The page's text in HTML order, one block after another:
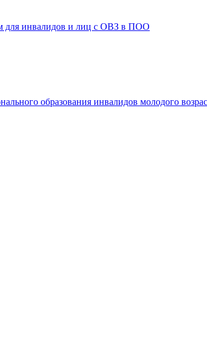
для инвалидов и лиц с ОВЗ в ПОО
образования инвалидов молодого